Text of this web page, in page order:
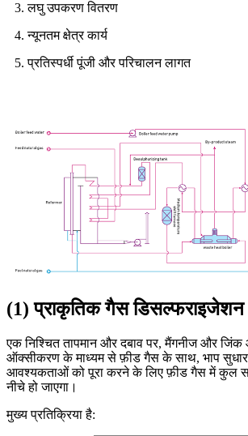
3. लघु उपकरण वितरण
4. न्यूनतम क्षेत्र कार्य
5. प्रतिस्पर्धी पूंजी और परिचालन लागत
(1) प्राकृतिक गैस डिसल्फराइजेशन
एक निश्चित तापमान और दबाव पर, मैंगनीज और
ऑक्सीकरण के माध्यम से फ़ीड गैस के साथ, भाप
आवश्यकताओं को पूरा करने के लिए फ़ीड गैस में कुल
नीचे हो जाएगा।
मुख्य प्रतिक्रिया है: